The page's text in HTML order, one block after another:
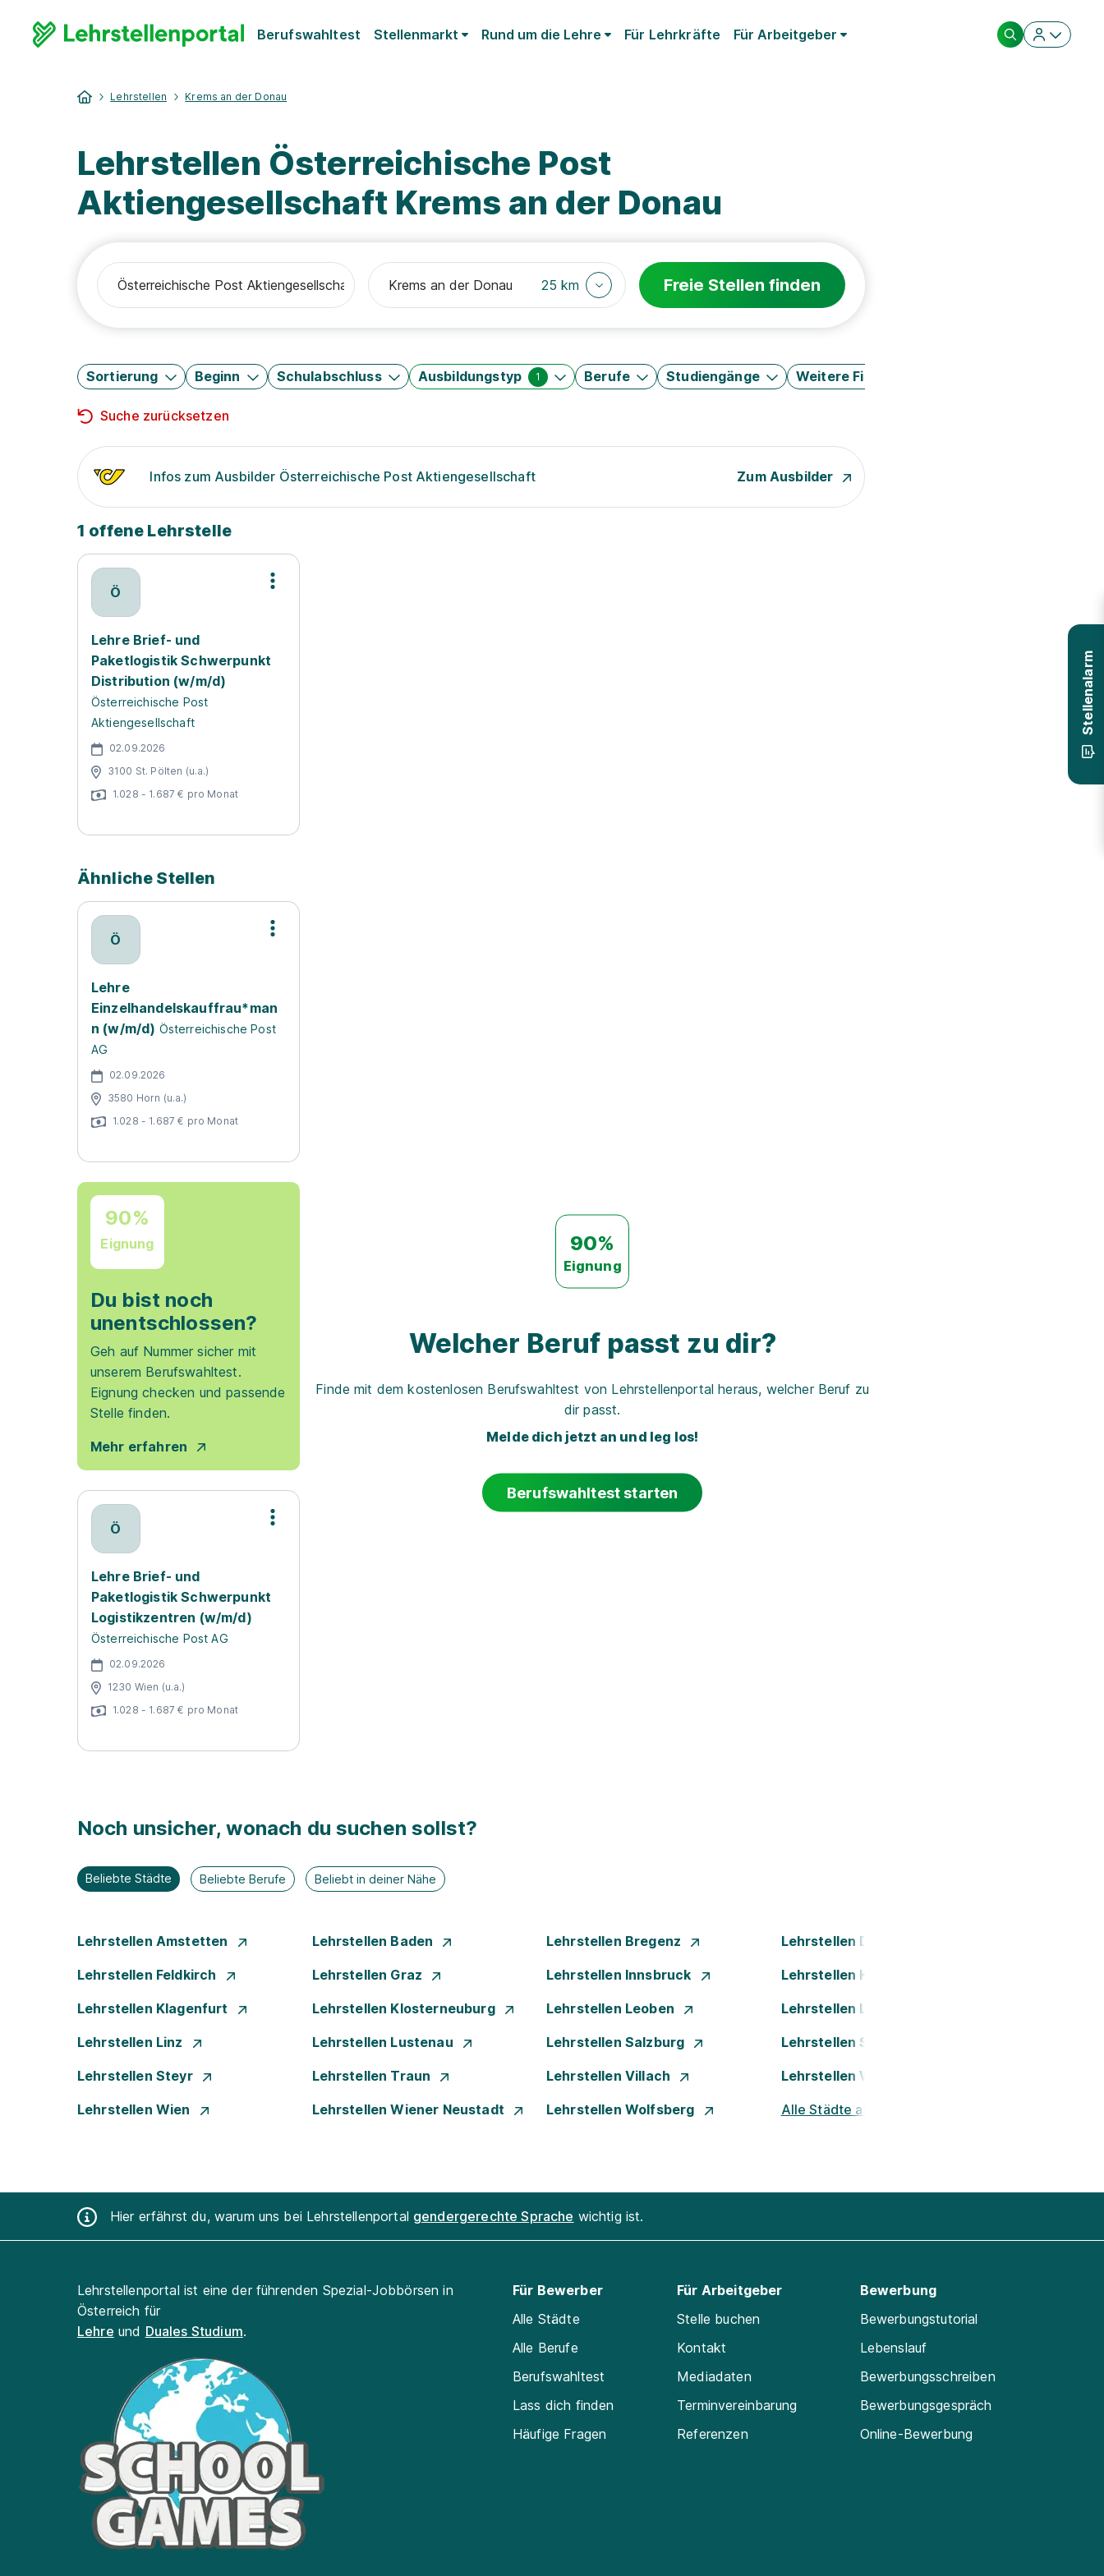
Berufswahltest Stellenmarkt Rund um die Lehre Für Lehrkräfte Für Arbeitgeber
Lehrstellen Krems an der Donau
Lehrstellen Österreichische Post
Aktiengesellschaft Krems an der Donau
25 km Freie Stellen finden
Sortierung Beginn Schulabschluss Ausbildungstyp 1 Berufe Studiengänge Weitere Filter
Suche zurücksetzen
Infos zum Ausbilder Österreichische Post Aktiengesellschaft Zum Ausbilder
1 offene Lehrstelle
Ö
Lehre Brief- und
Paketlogistik Schwerpunkt
Distribution (w/m/d)
Österreichische Post
Aktiengesellschaft
02.09.2026
3100 St. Pölten (u.a.)
1.028 - 1.687 € pro Monat
Ähnliche Stellen
Ö
Lehre
Einzelhandelskauffrau*man
n (w/m/d) Österreichische Post
AG
02.09.2026
3580 Horn (u.a.)
1.028 - 1.687 € pro Monat
90%
Eignung
Du bist noch
unentschlossen?
Geh auf Nummer sicher mit
unserem Berufswahltest.
Eignung checken und passende
Stelle finden.
Mehr erfahren
Ö
Lehre Brief- und
Paketlogistik Schwerpunkt
Logistikzentren (w/m/d)
Österreichische Post AG
02.09.2026
1230 Wien (u.a.)
1.028 - 1.687 € pro Monat
Stellenalarm
90%
Eignung
Welcher Beruf passt zu dir?
Finde mit dem kostenlosen Berufswahltest von Lehrstellenportal heraus, welcher Beruf zu
dir passt.
Melde dich jetzt an und leg los!
Berufswahltest starten
Noch unsicher, wonach du suchen sollst?
Beliebte Städte Beliebte Berufe Beliebt in deiner Nähe
Lehrstellen Amstetten Lehrstellen Baden Lehrstellen Bregenz Lehrstellen Dornbirn
Lehrstellen Feldkirch Lehrstellen Graz Lehrstellen Innsbruck Lehrstellen Kapfenberg
Lehrstellen Klagenfurt Lehrstellen Klosterneuburg Lehrstellen Leoben Lehrstellen Leonding
Lehrstellen Linz Lehrstellen Lustenau Lehrstellen Salzburg Lehrstellen St. Pölten
Lehrstellen Steyr Lehrstellen Traun Lehrstellen Villach Lehrstellen Wels
Lehrstellen Wien Lehrstellen Wiener Neustadt Lehrstellen Wolfsberg Alle Städte ansehen
Hier erfährst du, warum uns bei Lehrstellenportal gendergerechte Sprache wichtig ist.
Lehrstellenportal ist eine der führenden Spezial-Jobbörsen in
Österreich für
Lehre und Duales Studium.
Für Bewerber
Alle Städte
Alle Berufe
Berufswahltest
Lass dich finden
Häufige Fragen
Für Arbeitgeber
Stelle buchen
Kontakt
Mediadaten
Terminvereinbarung
Referenzen
Bewerbung
Bewerbungstutorial
Lebenslauf
Bewerbungsschreiben
Bewerbungsgespräch
Online-Bewerbung